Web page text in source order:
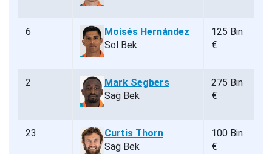
6
Moisés Hernández
Sol Bek
125 Bin
€
2
Mark Segbers
Sağ Bek
275 Bin
€
23
Curtis Thorn
Sağ Bek
100 Bin
€